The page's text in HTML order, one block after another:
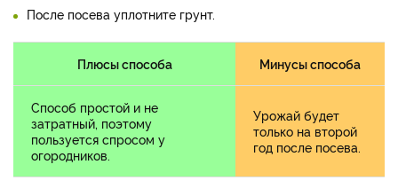
После посева уплотните грунт.
Плюсы способа Минусы способа
Способ простой и не
затратный, поэтому
пользуется спросом у
огородников.
Урожай будет
только на второй
год после посева.